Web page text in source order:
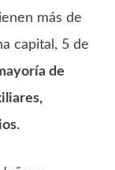
más de
capital, 5 de
de
.